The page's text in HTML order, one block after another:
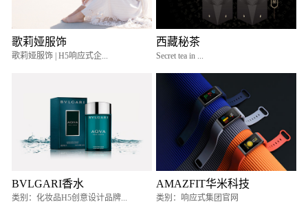
歌莉娅服饰
歌莉娅服饰 | H5响应式企...
西藏秘茶
Secret tea in ...
BVLGARI香水
类别：化妆品H5创意设计品牌...
AMAZFIT华米科技
类别：响应式集团官网